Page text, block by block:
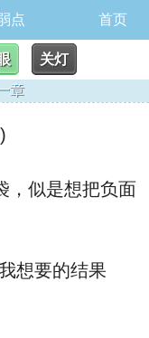
点 首页
关灯
章
似是想把负面
想要的结果